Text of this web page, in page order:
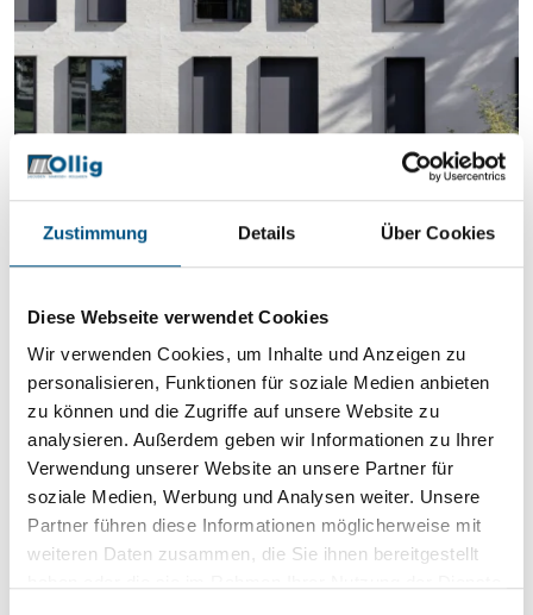
Zustimmung Details Über Cookies
Diese Webseite verwendet Cookies
Wir verwenden Cookies, um Inhalte und Anzeigen zu
personalisieren, Funktionen für soziale Medien anbieten
zu können und die Zugriffe auf unsere Website zu
analysieren. Außerdem geben wir Informationen zu Ihrer
Verwendung unserer Website an unsere Partner für
soziale Medien, Werbung und Analysen weiter. Unsere
Partner führen diese Informationen möglicherweise mit
weiteren Daten zusammen, die Sie ihnen bereitgestellt